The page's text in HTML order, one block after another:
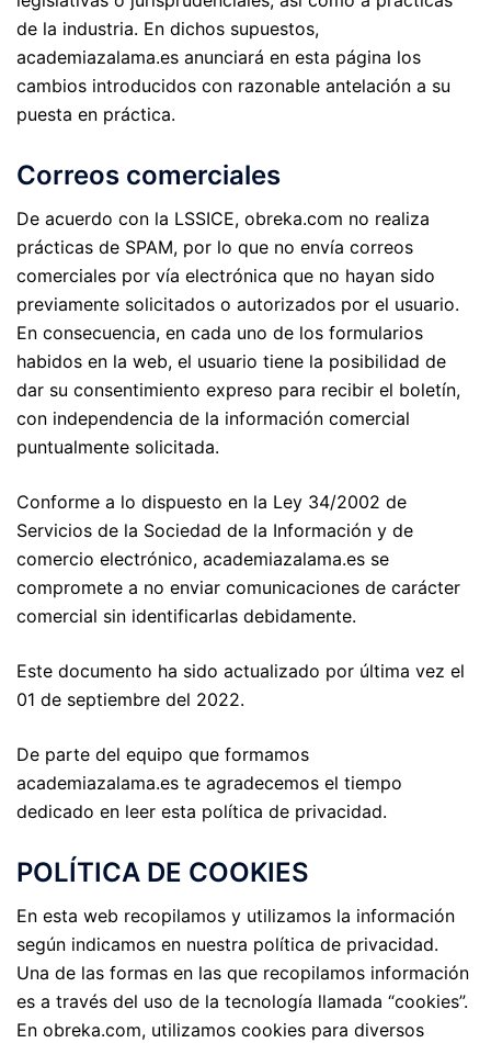
de la industria. En dichos supuestos,
academiazalama.es anunciará en esta página los
cambios introducidos con razonable antelación a su
puesta en práctica.
Correos comerciales
De acuerdo con la LSSICE, obreka.com no realiza
prácticas de SPAM, por lo que no envía correos
comerciales por vía electrónica que no hayan sido
previamente solicitados o autorizados por el usuario.
En consecuencia, en cada uno de los formularios
habidos en la web, el usuario tiene la posibilidad de
dar su consentimiento expreso para recibir el boletín,
con independencia de la información comercial
puntualmente solicitada.
Conforme a lo dispuesto en la Ley 34/2002 de
Servicios de la Sociedad de la Información y de
comercio electrónico, academiazalama.es se
compromete a no enviar comunicaciones de carácter
comercial sin identificarlas debidamente.
Este documento ha sido actualizado por última vez el
01 de septiembre del 2022.
De parte del equipo que formamos
academiazalama.es te agradecemos el tiempo
dedicado en leer esta política de privacidad.
POLÍTICA DE COOKIES
En esta web recopilamos y utilizamos la información
según indicamos en nuestra política de privacidad.
Una de las formas en las que recopilamos información
es a través del uso de la tecnología llamada “cookies”.
En obreka.com, utilizamos cookies para diversos